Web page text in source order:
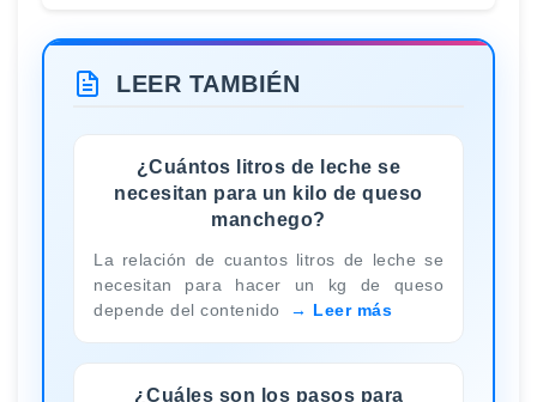
LEER TAMBIÉN
¿Cuántos litros de leche se
necesitan para un kilo de queso
manchego?
La relación de cuantos litros de leche se
necesitan para hacer un kg de queso
depende del contenido
Leer más
¿Cuáles son los pasos para